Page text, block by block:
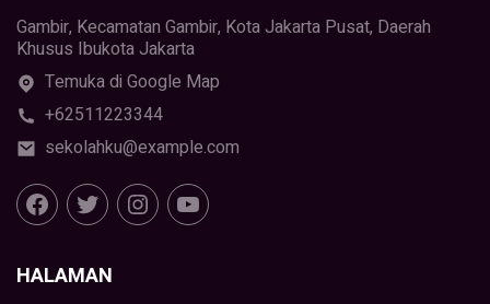
Gambir, Kecamatan Gambir, Kota Jakarta Pusat, Daerah
Khusus Ibukota Jakarta
Temuka di Google Map
+62511223344
sekolahku@example.com
HALAMAN